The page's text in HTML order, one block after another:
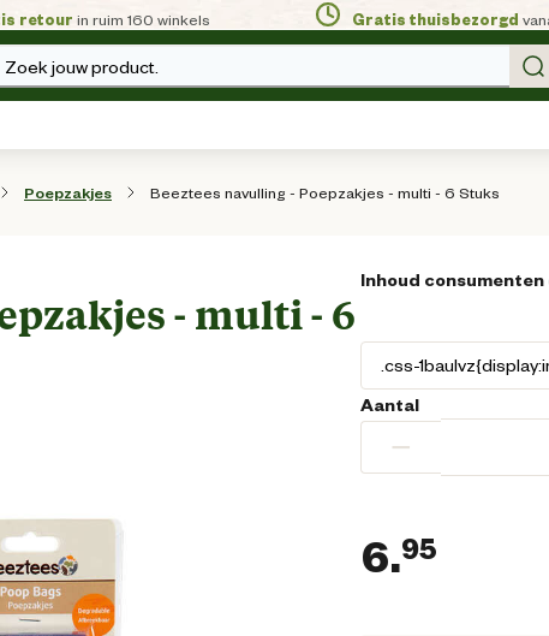
retour in ruim 160 winkels Gratis thuisbezorgd
Zoek jouw product.
Poepzakjes Beeztees navulling - Poepzakjes - multi - 6 Stuks
- multi - 6
Inhoud consumenten
Aantal
−
6.95